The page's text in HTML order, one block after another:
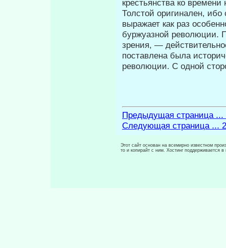
крестьянства ко
Толстой оригинален, ибо
выражает как раз
буржуазной революции.
зрения, —
по­ставлена была
революции. С одной
Предыдущая страница ...
Следующая страница ... 2
Этот сайт основан на всемирно известном
то и копирайт с ним. Хостинг поддерживается